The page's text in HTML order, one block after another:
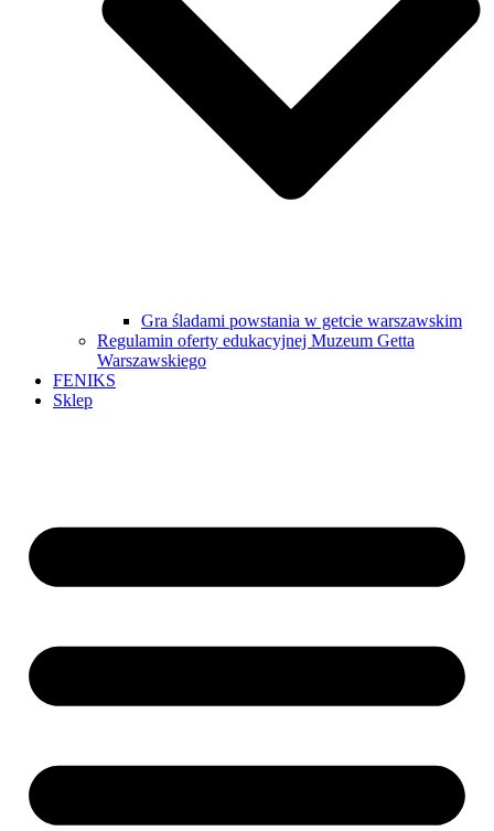
Gra śladami powstania w getcie warszawskim
Regulamin oferty edukacyjnej Muzeum Getta
Warszawskiego
FENIKS
Sklep